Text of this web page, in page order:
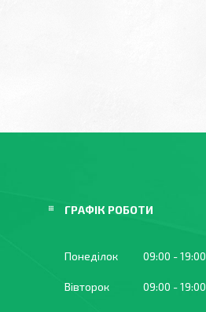
ГРАФІК РОБОТИ
Понеділок 09:00 19:00
Вівторок 09:00 19:00